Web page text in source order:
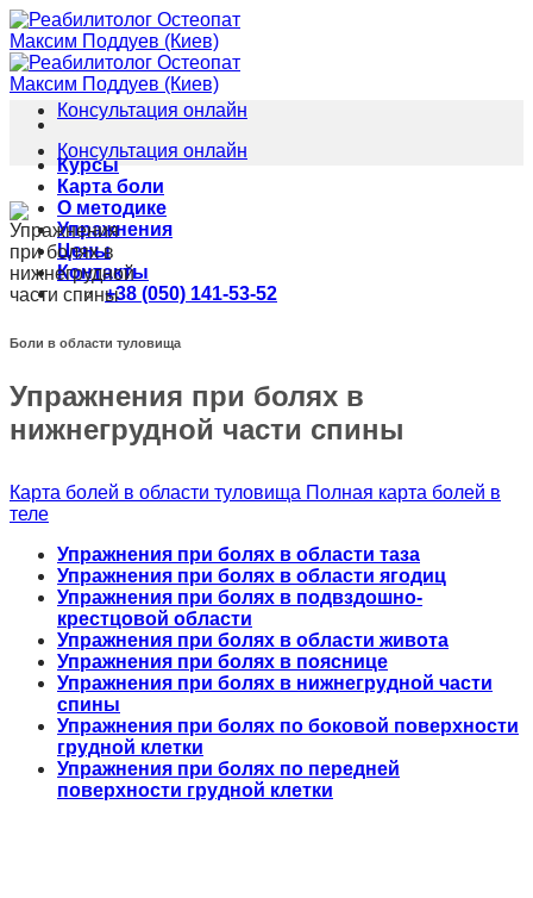
Skip
to
content
Курсы
Карта боли
О методике
Упражнения
Цены
Контакты
+38 (050) 141-53-52
Консультация онлайн
Консультация онлайн
Боли в области туловища
Упражнения при болях в
нижнегрудной части спины
Карта болей в области туловища Полная карта болей в
теле
Упражнения при болях в области таза
Упражнения при болях в области ягодиц
Упражнения при болях в подвздошно-
крестцовой области
Упражнения при болях в области живота
Упражнения при болях в пояснице
Упражнения при болях в нижнегрудной части
спины
Упражнения при болях по боковой поверхности
грудной клетки
Упражнения при болях по передней
поверхности грудной клетки